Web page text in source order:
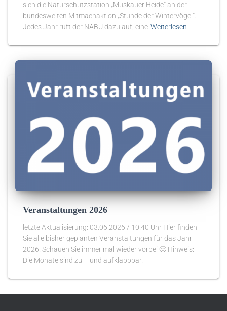
sich die Naturschutzstation „Muskauer Heide“ an der
bundesweiten Mitmachaktion „Stunde der Wintervögel“.
Jedes Jahr ruft der NABU dazu auf, eine Weiterlesen
Veranstaltungen 2026
letzte Aktualisierung: 03.06.2026 / 10.40 Uhr Hier finden
Sie alle bisher geplanten Veranstaltungen für das Jahr
2026. Schauen Sie immer mal wieder vorbei 🙂 Hinweis:
Die Monate sind zu – und aufklappbar.